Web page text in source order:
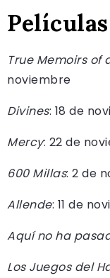
Películas
True Memoirs of
noviembre
Divines: 18 de
Mercy: 22 de
600 Millas: 2 de
Allende: 11 de
Aquí no ha
Los Juegos del